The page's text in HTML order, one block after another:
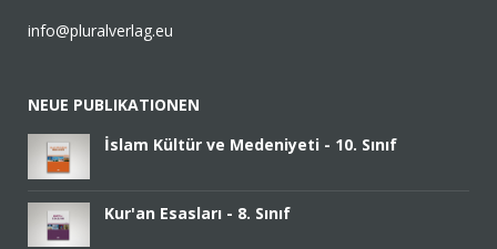
info@pluralverlag.eu
NEUE PUBLIKATIONEN
İslam Kültür ve Medeniyeti - 10. Sınıf
Kur'an Esasları - 8. Sınıf